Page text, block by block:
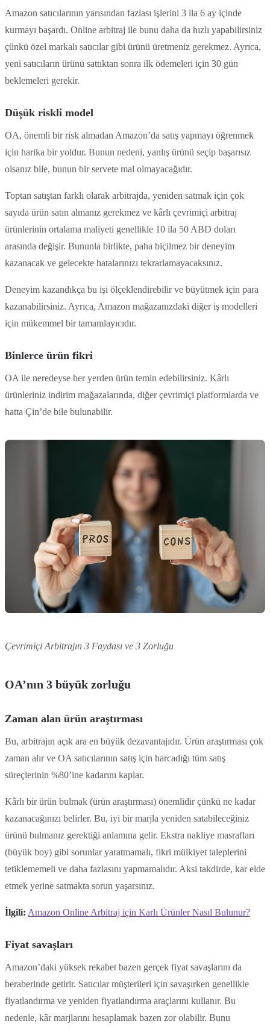
Amazon satıcılarının yarısından fazlası işlerini 3 ila 6 ay içinde
kurmayı başardı. Online arbitraj ile bunu daha da hızlı yapabilirsiniz
çünkü özel markalı satıcılar gibi ürünü üretmeniz gerekmez. Ayrıca,
yeni satıcıların ürünü sattıktan sonra ilk ödemeleri için 30 gün
beklemeleri gerekir.
Düşük riskli model
OA, önemli bir risk almadan Amazon’da satış yapmayı öğrenmek
için harika bir yoldur. Bunun nedeni, yanlış ürünü seçip başarısız
olsanız bile, bunun bir servete mal olmayacağıdır.
Toptan satıştan farklı olarak arbitrajda, yeniden satmak için çok
sayıda ürün satın almanız gerekmez ve kârlı çevrimiçi arbitraj
ürünlerinin ortalama maliyeti genellikle 10 ila 50 ABD doları
arasında değişir. Bununla birlikte, paha biçilmez bir deneyim
kazanacak ve gelecekte hatalarınızı tekrarlamayacaksınız.
Deneyim kazandıkça bu işi ölçeklendirebilir ve büyütmek için para
kazanabilirsiniz. Ayrıca, Amazon mağazanızdaki diğer iş modelleri
için mükemmel bir tamamlayıcıdır.
Binlerce ürün fikri
OA ile neredeyse her yerden ürün temin edebilirsiniz. Kârlı
ürünleriniz indirim mağazalarında, diğer çevrimiçi platformlarda ve
hatta Çin’de bile bulunabilir.
Çevrimiçi Arbitrajın 3 Faydası ve 3 Zorluğu
OA’nın 3 büyük zorluğu
Zaman alan ürün araştırması
Bu, arbitrajın açık ara en büyük dezavantajıdır. Ürün araştırması çok
zaman alır ve OA satıcılarının satış için harcadığı tüm satış
süreçlerinin %80’ine kadarını kaplar.
Kârlı bir ürün bulmak (ürün araştırması) önemlidir çünkü ne kadar
kazanacağınızı belirler. Bu, iyi bir marjla yeniden satabileceğiniz
ürünü bulmanız gerektiği anlamına gelir. Ekstra nakliye masrafları
(büyük boy) gibi sorunlar yaratmamalı, fikri mülkiyet taleplerini
tetiklememeli ve daha fazlasını yapmamalıdır. Aksi takdirde, kar elde
etmek yerine satmakta sorun yaşarsınız.
İlgili: Amazon Online Arbitraj için Karlı Ürünler Nasıl Bulunur?
Fiyat savaşları
Amazon’daki yüksek rekabet bazen gerçek fiyat savaşlarını da
beraberinde getirir. Satıcılar müşterileri için savaşırken genellikle
fiyatlandırma ve yeniden fiyatlandırma araçlarını kullanır. Bu
nedenle, kâr marjlarını hesaplamak bazen zor olabilir. Bunu